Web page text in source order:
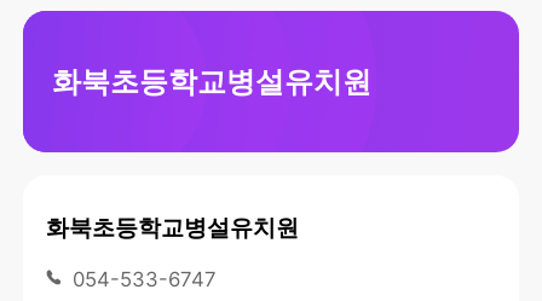
블로그
화북초등학교병설유치원
화북초등학교병설유치원
054-533-6747